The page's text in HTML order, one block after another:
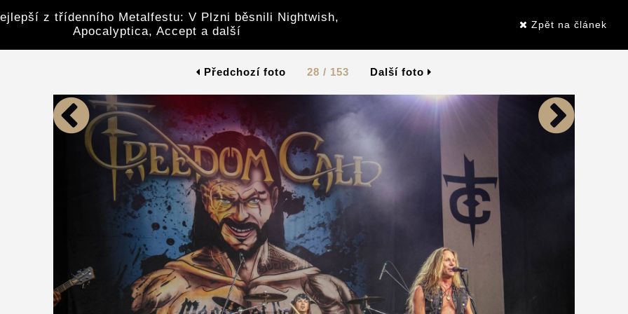
z třídenního Metalfestu: V Plzni běsnili Nightwish,
Apocalyptica, Accept a další
Zpět na článek
Předchozí foto 28 / 153 Další foto